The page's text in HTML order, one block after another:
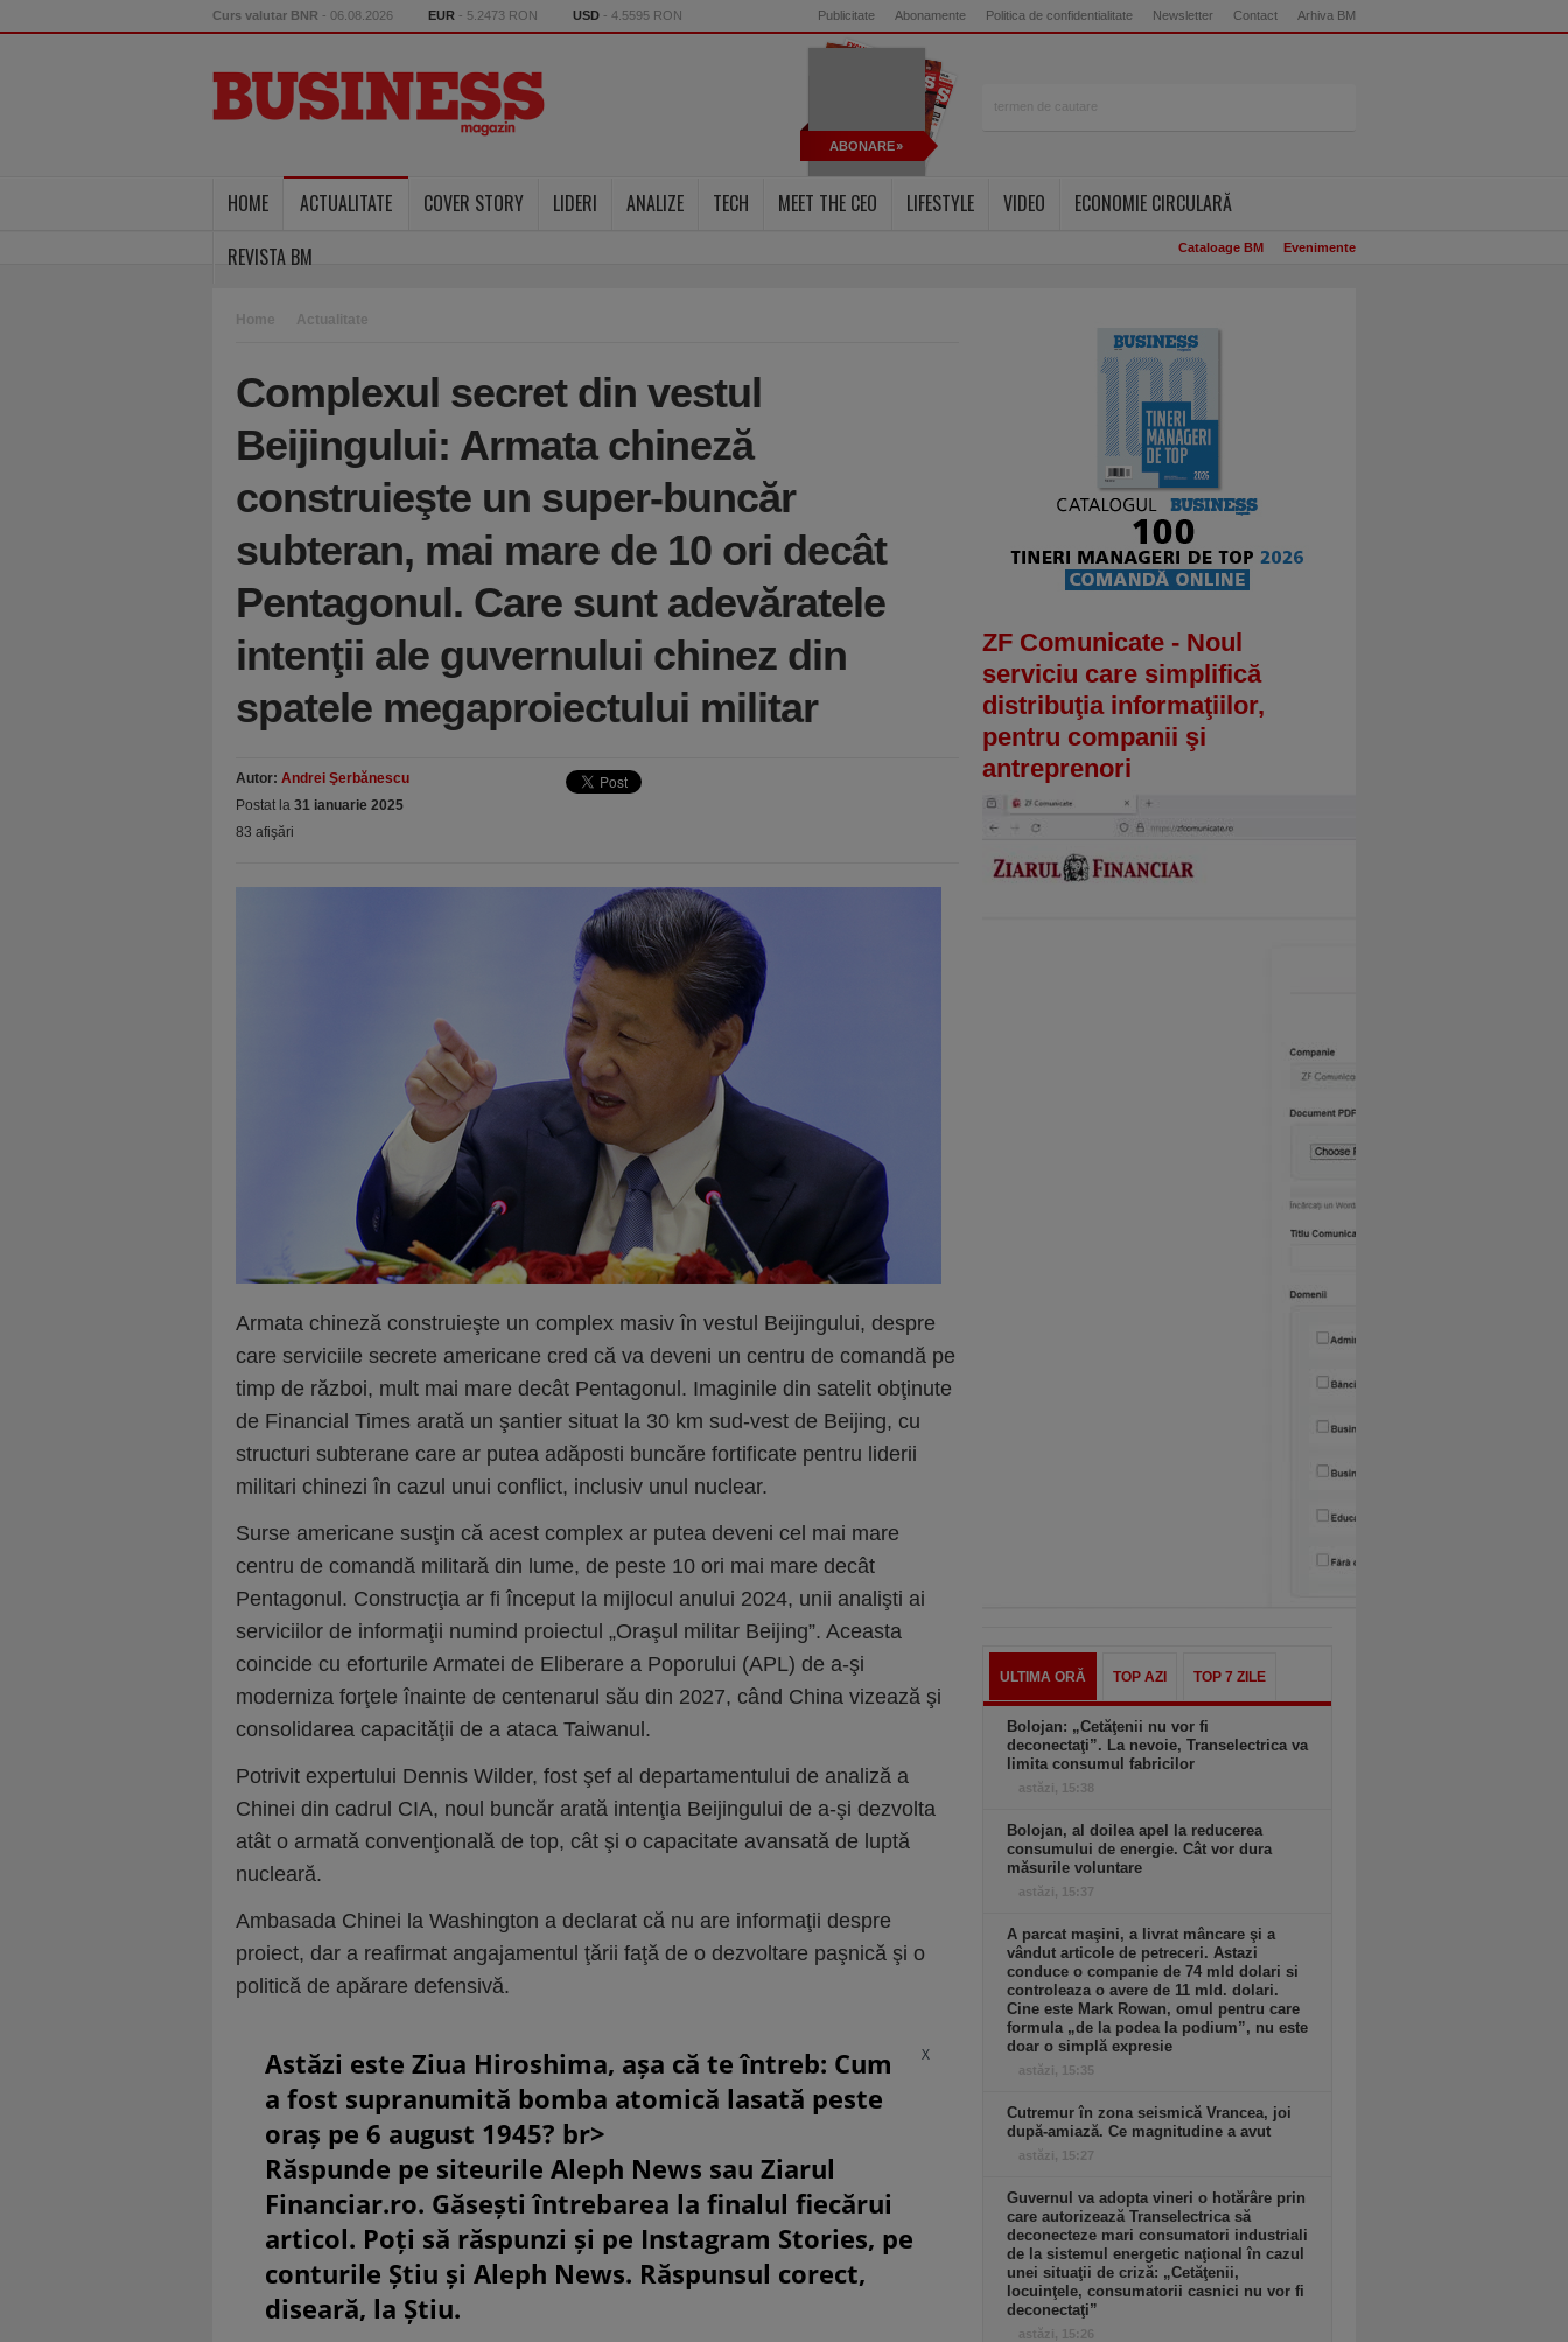
Curs valutar BNR - 06.08.2026 EUR - 5.2473 RON USD - 4.5595 RON Publicitate Abonamente Politica de confidentialitate Newsletter Contact Arhiva BM
ABONARE
HOME ACTUALITATE COVER STORY LIDERI ANALIZE TECH MEET THE CEO LIFESTYLE VIDEO
ECONOMIE CIRCULARĂ
REVISTA BM
Cataloage BM Evenimente
Home Actualitate
Complexul secret din vestul
Beijingului: Armata chineză
construieşte un super-buncăr
subteran, mai mare de 10 ori decât
Pentagonul. Care sunt adevăratele
intenţii ale guvernului chinez din
spatele megaproiectului militar
Autor: Andrei Şerbănescu
Postat la 31 ianuarie 2025
83 afişări
Armata chineză construieşte un complex masiv în vestul Beijingului, despre
care serviciile secrete americane cred că va deveni un centru de comandă pe
timp de război, mult mai mare decât Pentagonul. Imaginile din satelit obţinute
de Financial Times arată un şantier situat la 30 km sud-vest de Beijing, cu
structuri subterane care ar putea adăposti buncăre fortificate pentru liderii
militari chinezi în cazul unui conflict, inclusiv unul nuclear.
Surse americane susţin că acest complex ar putea deveni cel mai mare
centru de comandă militară din lume, de peste 10 ori mai mare decât
Pentagonul. Construcţia ar fi început la mijlocul anului 2024, unii analişti ai
serviciilor de informaţii numind proiectul „Oraşul militar Beijing”. Aceasta
coincide cu eforturile Armatei de Eliberare a Poporului (APL) de a-şi
moderniza forţele înainte de centenarul său din 2027, când China vizează şi
consolidarea capacităţii de a ataca Taiwanul.
Potrivit expertului Dennis Wilder, fost şef al departamentului de analiză a
Chinei din cadrul CIA, noul buncăr arată intenţia Beijingului de a-şi dezvolta
atât o armată convenţională de top, cât şi o capacitate avansată de luptă
nucleară.
Ambasada Chinei la Washington a declarat că nu are informaţii despre
proiect, dar a reafirmat angajamentul ţării faţă de o dezvoltare paşnică şi o
politică de apărare defensivă.
X
Astăzi este Ziua Hiroshima, așa că te întreb: Cum
a fost supranumită bomba atomică lasată peste
oraș pe 6 august 1945? br>
Răspunde pe siteurile Aleph News sau Ziarul
Financiar.ro. Găsești întrebarea la finalul fiecărui
articol. Poți să răspunzi și pe Instagram Stories, pe
conturile Știu și Aleph News. Răspunsul corect,
diseară, la Știu.
ZF Comunicate - Noul
serviciu care simplifică
distribuţia informaţiilor,
pentru companii şi
antreprenori
ULTIMA ORĂ TOP AZI TOP 7 ZILE
Bolojan: „Cetăţenii nu vor fi
deconectaţi”. La nevoie, Transelectrica va
limita consumul fabricilor
astăzi, 15:38
Bolojan, al doilea apel la reducerea
consumului de energie. Cât vor dura
măsurile voluntare
astăzi, 15:37
A parcat maşini, a livrat mâncare şi a
vândut articole de petreceri. Astazi
conduce o companie de 74 mld dolari si
controleaza o avere de 11 mld. dolari.
Cine este Mark Rowan, omul pentru care
formula „de la podea la podium”, nu este
doar o simplă expresie
astăzi, 15:35
Cutremur în zona seismică Vrancea, joi
după-amiază. Ce magnitudine a avut
astăzi, 15:27
Guvernul va adopta vineri o hotărâre prin
care autorizează Transelectrica să
deconecteze mari consumatori industriali
de la sistemul energetic naţional în cazul
unei situaţii de criză: „Cetăţenii,
locuinţele, consumatorii casnici nu vor fi
deconectaţi”
astăzi, 15:26